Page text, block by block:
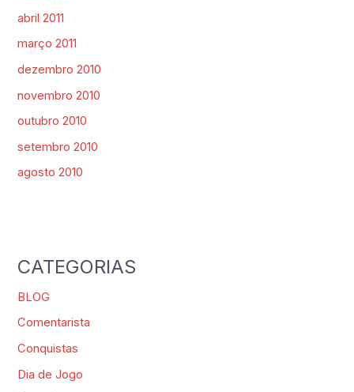
abril 2011
março 2011
dezembro 2010
novembro 2010
outubro 2010
setembro 2010
agosto 2010
CATEGORIAS
BLOG
Comentarista
Conquistas
Dia de Jogo